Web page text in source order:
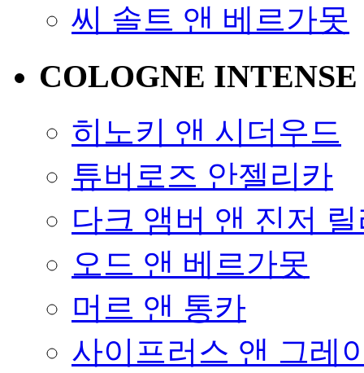
씨 솔트 앤 베르가못
COLOGNE INTENSE
히노키 앤 시더우드
튜버로즈 안젤리카
다크 앰버 앤 진저
오드 앤 베르가못
머르 앤 통카
사이프러스 앤 그레